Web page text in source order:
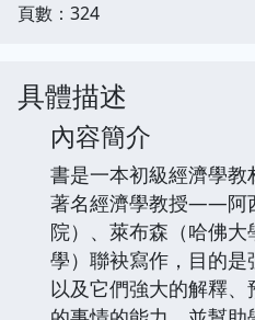
頁數：324
具體描述
內容簡介
書是一本初級經濟學
著名經濟學教授——阿
院）、萊布森（哈佛
學）聯袂寫作，目的
以及它們強大的解釋